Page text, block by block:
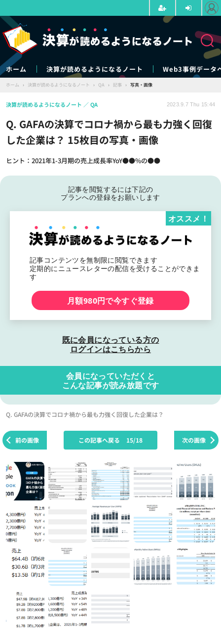
ホーム 決算が読めるようになるノート Web3事例データ
ホーム › 決算が読めるようになるノート › QA › 記事 › 写真・画像
Q. GAFAの決算でコロナ禍から最も力強く回復
した企業は？ 15枚目の写真・画像
ヒント：2021年1-3月期の売上成長率YoY●●%の●●
決算が読めるようになるノート QA 2023.9.7 Thu 15:44
記事を閲覧するには下記の
プランへの登録をお願いします
記事コンテンツを無制限に閲覧できます
定期的にニュースレターの配信を受けることができま
す
オススメ！
月額980円で今すぐ登録
既に会員になっている方の
ログインはこちらから
会員になっていただくと
こんな記事が読み放題です
Q. GAFAの決算でコロナ禍から最も力強く回復した企業は？
前の画像 次の画像
この記事へ戻る 15/18